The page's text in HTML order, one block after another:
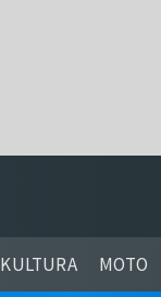
KULTURA MOTO